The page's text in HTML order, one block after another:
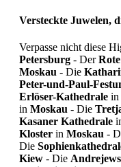
Versteckte Juwelen,
Verpasse nicht diese
Petersburg - Der
Moskau - Die
Peter-und-Paul-
Erlöser-Kathedrale in
in Moskau - Die
Kasaner Kathedrale
Kloster in Moskau -
Die
Kiew - Die